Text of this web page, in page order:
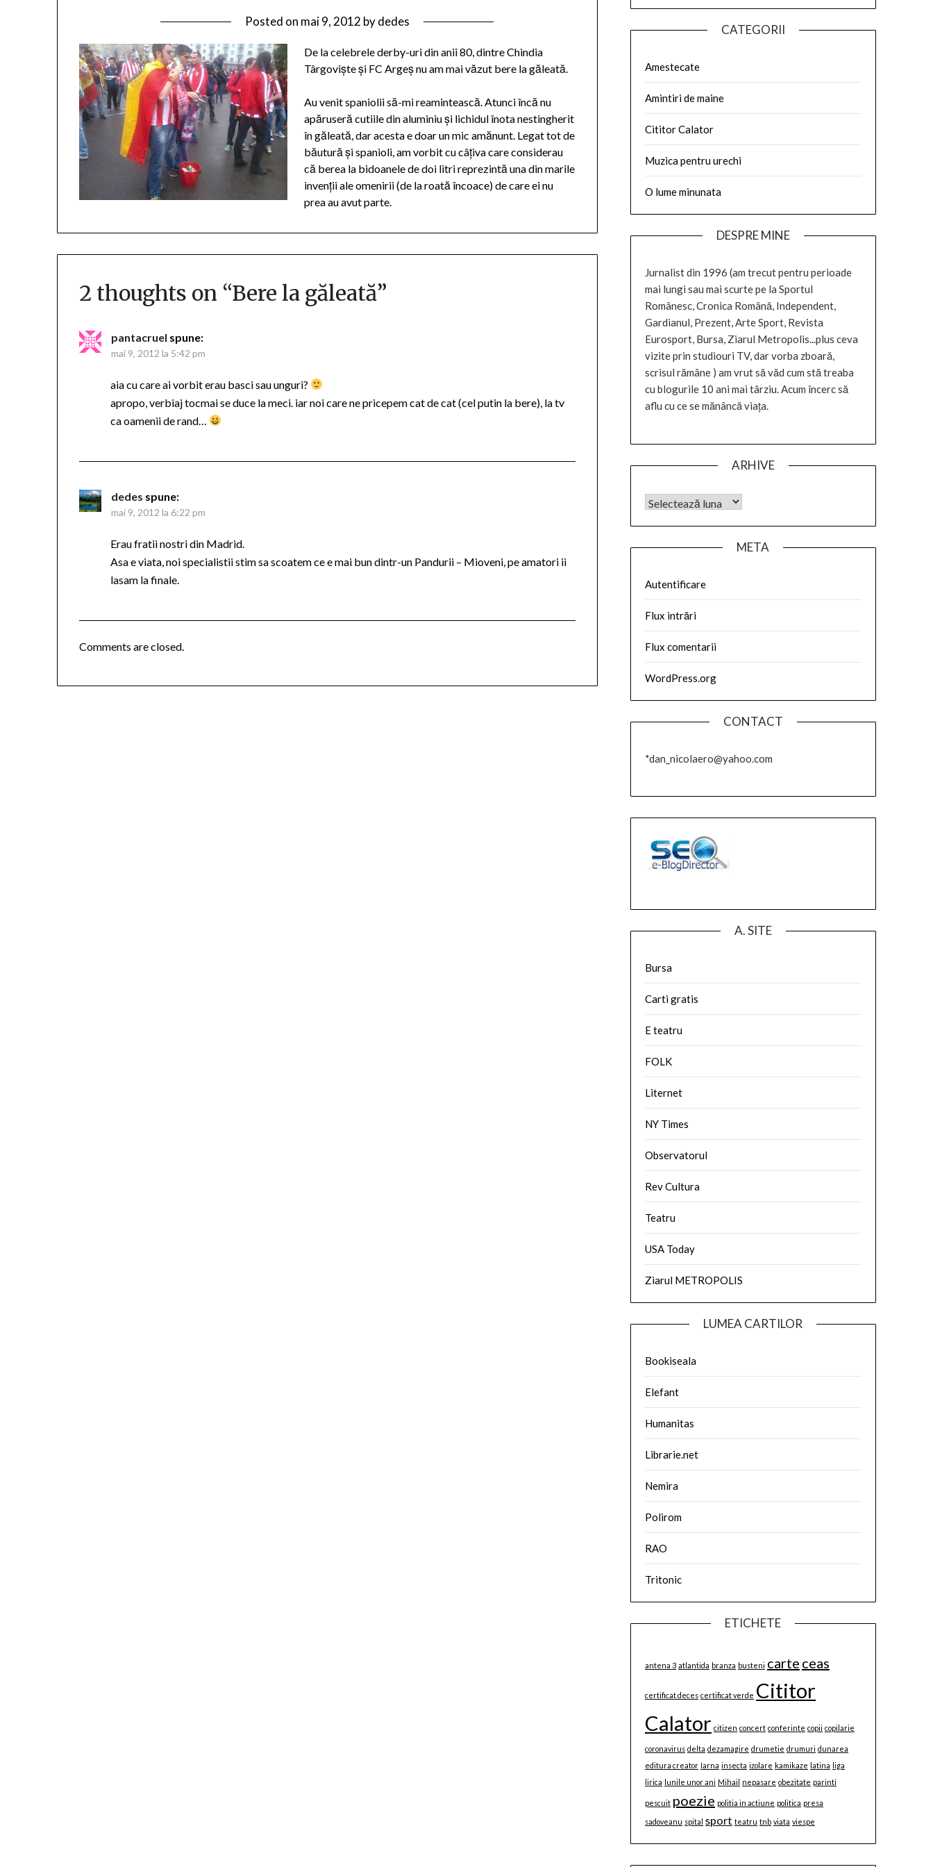
Posted on mai 9, 2012 bydedes
De la celebrele derby-uri din anii 80, dintre Chindia
Târgovişte şi FC Argeş nu am mai văzut bere la găleată.
Au venit spaniolii să-mi reamintească. Atunci încă nu
apăruseră cutiile din aluminiu şi lichidul înota nestingherit
în găleată, dar acesta e doar un mic amănunt. Legat tot de
băutură şi spanioli, am vorbit cu câţiva care considerau
că berea la bidoanele de doi litri reprezintă una din marile
invenţii ale omenirii (de la roată încoace) de care ei nu
prea au avut parte.
2 thoughts on “Bere la găleată”
pantacruel spune:
mai 9, 2012 la 5:42 pm
aia cu care ai vorbit erau basci sau unguri?
apropo, verbiaj tocmai se duce la meci. iar noi care ne pricepem cat de cat (cel putin la bere), la tv
ca oamenii de rand…
dedes spune:
mai 9, 2012 la 6:22 pm
Erau fratii nostri din Madrid.
Asa e viata, noi specialistii stim sa scoatem ce e mai bun dintr-un Pandurii – Mioveni, pe amatori ii
lasam la finale.
Comments are closed.
CATEGORII
Amestecate
Amintiri de maine
Cititor Calator
Muzica pentru urechi
O lume minunata
DESPRE MINE
Jurnalist din 1996 (am trecut pentru perioade
mai lungi sau mai scurte pe la Sportul
Românesc, Cronica Română, Independent,
Gardianul, Prezent, Arte Sport, Revista
Eurosport, Bursa, Ziarul Metropolis...plus ceva
vizite prin studiouri TV, dar vorba zboară,
scrisul rămâne ) am vrut să văd cum stă treaba
cu blogurile 10 ani mai târziu. Acum încerc să
aflu cu ce se mănâncă viața.
ARHIVE
META
Autentificare
Flux intrări
Flux comentarii
WordPress.org
CONTACT
*dan_nicolaero@yahoo.com
A. SITE
Bursa
Carti gratis
E teatru
FOLK
Liternet
NY Times
Observatorul
Rev Cultura
Teatru
USA Today
Ziarul METROPOLIS
LUMEA CARTILOR
Bookiseala
Elefant
Humanitas
Librarie.net
Nemira
Polirom
RAO
Tritonic
ETICHETE
antena 3 atlantida branza busteni carte ceas
certificat deces certificat verde Cititor
Calator citizen concert conferinte copii copilarie
coronavirus delta dezamagire drumetie drumuri dunarea
editura creator Iarna insecta izolare kamikaze latina liga
lirica
lunile unor ani Mihail nepasare obezitate parinti
pescuit poezie politia in actiune politica presa
sadoveanu spital sport teatru tnb viata viespe